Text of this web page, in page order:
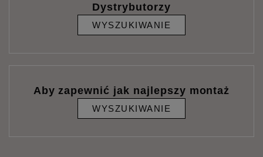
Dystrybutorzy
WYSZUKIWANIE
Aby zapewnić jak najlepszy montaż
WYSZUKIWANIE